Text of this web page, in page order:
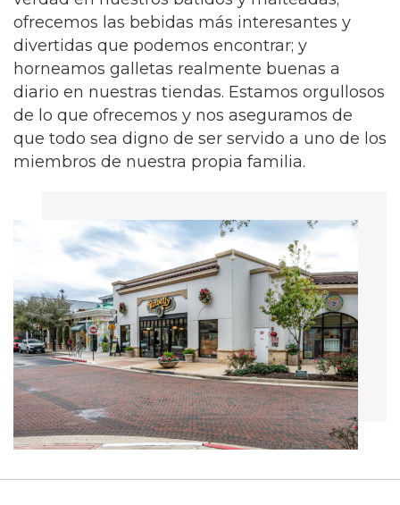
ofrecemos las bebidas más interesantes y
divertidas que podemos encontrar; y
horneamos galletas realmente buenas a
diario en nuestras tiendas. Estamos orgullosos
de lo que ofrecemos y nos aseguramos de
que todo sea digno de ser servido a uno de los
miembros de nuestra propia familia.